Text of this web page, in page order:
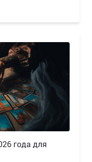
года для